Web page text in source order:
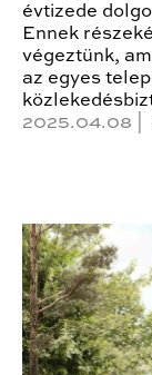
évtizede
Ennek
végeztünk,
az egyes
2025.04.08 |